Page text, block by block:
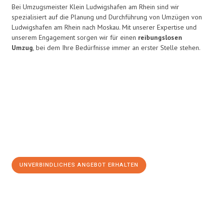
Bei Umzugsmeister Klein Ludwigshafen am Rhein sind wir
spezialisiert auf die Planung und Durchführung von Umzügen von
Ludwigshafen am Rhein nach Moskau. Mit unserer Expertise und
unserem Engagement sorgen wir für einen reibungslosen
Umzug, bei dem Ihre Bedürfnisse immer an erster Stelle stehen.
UNVERBINDLICHES ANGEBOT ERHALTEN